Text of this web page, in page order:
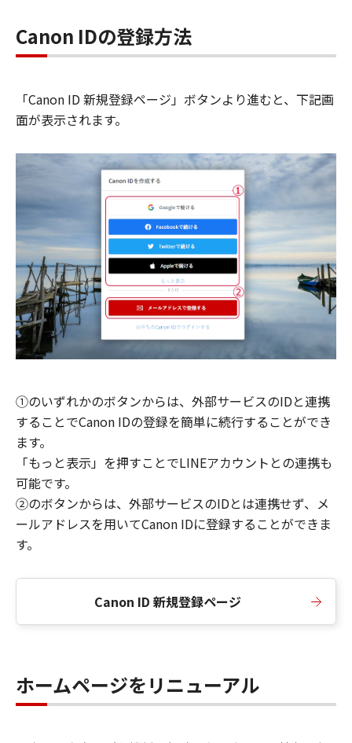
Canon IDの登録方法
「Canon ID 新規登録ページ」ボタンより進むと、下記画
面が表示されます。
①のいずれかのボタンからは、外部サービスのIDと連携
することでCanon IDの登録を簡単に続行することができ
ます。
「もっと表示」を押すことでLINEアカウントとの連携も
可能です。
②のボタンからは、外部サービスのIDとは連携せず、メ
ールアドレスを用いてCanon IDに登録することができま
す。
Canon ID 新規登録ページ
ホームページをリニューアル